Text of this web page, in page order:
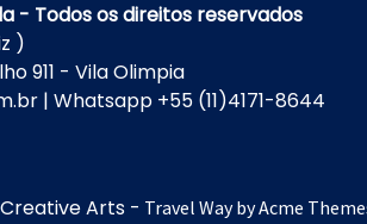
- Todos os direitos reservados
)
911 - Vila Olimpia
| Whatsapp +55 (11)4171-8644
Arts - Travel Way byAcme